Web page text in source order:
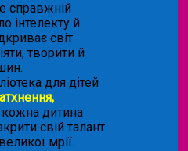
справжній
інтелекту й
світ
творити й
для дітей
дитина
свій талант
мрії.